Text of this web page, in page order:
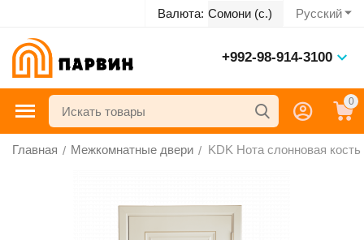
Русский
Валюта: Сомони (с.)
+992-98-914-3100
0
Главная / Межкомнатные двери / KDK Нота слонновая кость